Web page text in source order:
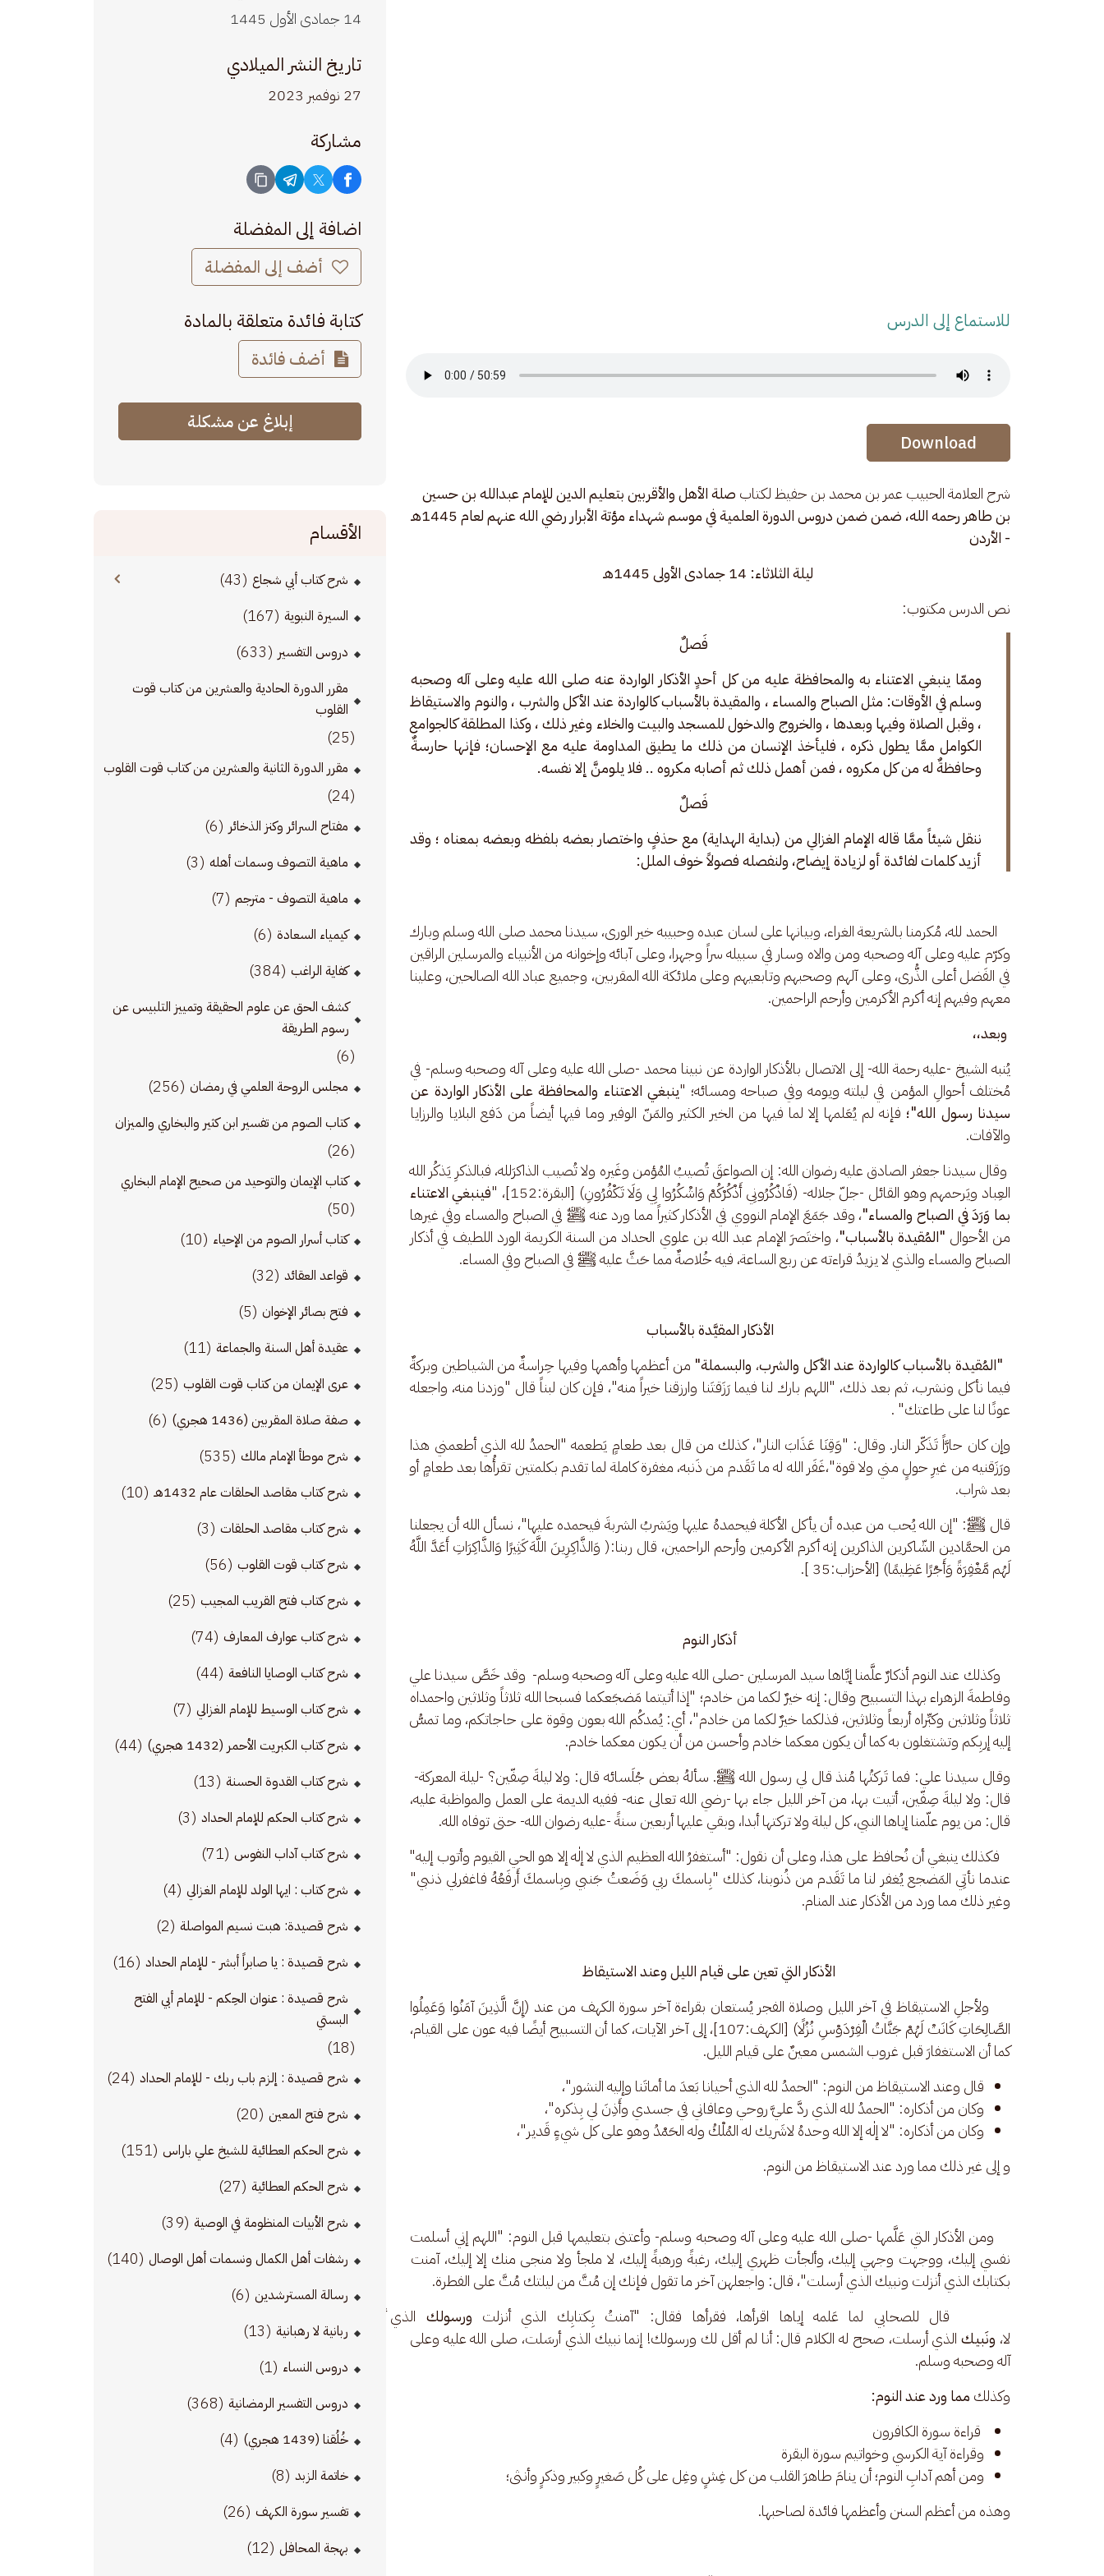
للاستماع إلى الدرس
Audio Stream
Audio Stream
Download
شرح العلامة الحبيب عمر بن محمد بن حفيظ لكتاب صلة الأهل والأقربين بتعليم الدين للإمام عبدالله بن حسين
بن طاهر رحمه الله، ضمن ضمن دروس الدورة العلمية في موسم شهداء مؤتة الأبرار رضي الله عنهم لعام 1445هـ
- الأردن
ليلة الثلاثاء: 14 جمادى الأولى 1445هـ
نص الدرس مكتوب:
فَصلٌ
وممّا ينبغي الاعتناء به والمحافظة عليه من كل أحدٍ الأذكار الواردة عنه صلى الله عليه وعلى آله وصحبه
وسلم في الأوقات: مثل الصباح والمساء ، والمقيدة بالأسباب كالواردة عند الأكل والشرب ، والنوم والاستيقاظ
، وقبل الصلاة وفيها وبعدها ، والخروج والدخول للمسجد والبيت والخلاء وغير ذلك ، وكذا المطلقة كالجوامع
الكوامل ممَّا يطول ذكره ، فليأخذ الإنسان من ذلك ما يطيق المداومة عليه مع الإحسان؛ فإنها حارسةٌ
وحافظةٌ له من كل مكروه ، فمن أهمل ذلك ثم أصابه مكروه .. فلا يلومنَّ إلا نفسه.
فَصلٌ
ننقل شيئاً ممَّا قاله الإمام الغزالي من (بداية الهداية) مع حذفٍ واختصار بعضه بلفظه وبعضه بمعناه ؛ وقد
أزيد كلمات لفائدة أو لزيادة إيضاح، ولنفصله فصولاً خوف الملل:
الحمد لله، مُكرمنا بالشريعة الغراء، وبيانها على لسان عبده وحبيبه خير الورى، سيدنا محمد صلى الله وسلم وبارك
وكرّم عليه وعلى آله وصحبه ومن والاه وسار في سبيله سراً وجهرا، وعلى آبائه وإخوانه من الأنبياء والمرسلين الراقين
في الفَضل أعلى الذُّرى، وعلى آلهم وصحبهم وتابعيهم وعلى ملائكة الله المقربين، وجميع عباد الله الصالحين، وعلينا
معهم وفيهم إنه أكرم الأكرمين وأرحم الراحمين.
وبعد،،
يُنبه الشيخ -عليه رحمة الله- إلى الاتصال بالأذكار الواردة عن نبينا محمد -صلى الله عليه وعلى آله وصحبه وسلم- في
مُختلف أحوالِ المؤمن في ليلته ويومه وفي صباحه ومسائه؛ "ينبغي الاعتناء والمحافظة على الأذكار الواردة عن
سيدنا رسول الله"؛ فإنه لم يُعَلمها إلا لما فيها من الخير الكثير والمَنّ الوفير وما فيها أيضاً من دَفع البلايا والرزايا
والآفات.
وقال سيدنا جعفر الصادق عليه رضوان الله: إن الصواعقَ تُصيبُ المُؤمن وغَيره ولا تُصيب الذاكرَلله، فبالذكرِ يَذكُر الله
العِباد ويَرحمهم وهو القائل -جلّ جلاله- (فَاذْكُرُونِي أَذْكُرْكُمْ وَاشْكُرُوا لِي وَلَا تَكْفُرُونِ) [البقرة:152]، "
فينبغي الاعتناء
بما وَرَدَ في الصباح والمساء"، وقد جَمَعَ الإمام النووي في الأذكار كثيراً مما ورد عنه ﷺ في الصباح والمساء وفي غيرها
من الأحوال "المُقيدة بالأسباب"، واختَصرَ الإمام عبد الله بن علوي الحداد من السنة الكريمة الورد اللطيف في أذكار
الصباح والمساء والذي لا يزيدُ قراءته عن ربع الساعة، فيه خُلاصةٌ مما حَثَّ عليه ﷺ في الصباح وفي المساء.
الأذكار المقيَّدة بالأسباب
"المُقيدة بالأسباب كالواردة عند الأكل والشرب، والبسملة" من أعظمها وأهمها وفيها حِراسةٌ من الشياطين وبركةٌ
فيما نأكل ونشرب، ثم بعد ذلك، "اللهم بارك لنا فيما رَزَقتَنا وارزقنا خيراً منه"، فإن كان لبناً قال "وزدنا منه، واجعله
عونًا لنا على طاعتك" .
وإن كان حارَّاً تَذَكّر النار. وقال: "وَقِنَا عَذَابَ النار"، كذلك من قال بعد طعامٍ يَطعمه "الحمدُ لله الذي أطعمني هذا
ورَزَقنيه من غيرِ حولٍ مني ولا قوة"،غَفَر الله له ما تَقَدم من ذَنبه، مغفرة كاملة لما تقدم بكلمتين تقرأُها بعد طعامٍ أو
بعد شراب.
قال ﷺ: "إن الله يُحب من عبده أن يأكل الأكلة فيحمدهُ عليها ويَشربُ الشربةَ فيحمده عليها"، نسأل الله أن يجعلنا
من الحمَّادين الشّاكرين الذاكرين إنه أكرم الأكرمين وأرحم الراحمين، قال ربنا:( وَالذَّاكِرِينَ اللَّهَ كَثِيرًا وَالذَّاكِرَاتِ أَعَدَّ اللَّهُ
لَهُم مَّغْفِرَةً وَأَجْرًا عَظِيمًا) [الأحزاب:35 ].
أذكار النوم
وكذلك عند النوم أذكارٌ علَّمنا إيَّاها سيد المرسلين -صلى الله عليه وعلى آله وصحبه وسلم-  وقد خَصَّ سيدنا علي
وفاطمةَ الزهراء بهذا التسبيح وقال: إنه خيرٌ لكما من خادم؛ "إذا أتيتما مَضجَعكما فسبحا الله ثلاثاً وثلاثين واحمداه
ثلاثاً وثلاثين وكبِّراه أربعاً وثلاثين، فذلكما خيرٌ لكما من خادم"، أي: يُمدكُم الله بعون وقوة على حاجاتكم، وما تمسُّ
إليه إربِكم وتشتغلون به كما أن يكون معكما خادم وأحسن من أن يكون معكما خادم.
وقال سيدنا علي: فما تَركتُها مُنذ قال لي رسول الله ﷺ. سألهُ بعض جُلَسائه قال: ولا ليلةَ صِفّين؟ -ليلة المعركة-
قال: ولا ليلةَ صِفّين، أتيت بها، من آخر الليل جاء بها -رضي الله تعالى عنه- ففيه الديمة على العمل والمواظبة عليه،
قال: من يوم علّمنا إياها النبي، كل ليلة ولا تركتها أبدا، وبقي عليها أربعين سنةً -عليه رضوان الله- حتى توفاه الله.
فكذلك ينبغي أن نُحافظ على هذا، وعلى أن نقول: "أستغفرُ الله العظيم الذي لا إلٰه إلا هو الحي القيوم وأتوب إليه"
عندما نأتِي المَضجع يُغفر لنا ما تَقَدم من ذُنوبنا، كذلك "بِاسمكَ ربي وَضَعتُ جَنبي وبِاسمكَ أَرفَعُهُ فاغفرلي ذنبي"
وغير ذلك مما ورد من الأذكار عند المنام.
الأذكار التي تعين على قيام الليل وعند الاستيقاظ
ولأجلِ الاستيقاظ في آخر الليل وصلاة الفجر يُستعان بقراءة آخر سورة الكهف من عند (إِنَّ الَّذِينَ آمَنُوا وَعَمِلُوا
الصَّالِحَاتِ كَانَتْ لَهُمْ جَنَّاتُ الْفِرْدَوْسِ نُزُلًا) [الكهف:107]، إلى آخر الآيات، كما أن التسبيح أيضًا فيه عون على القيام،
كما أن الاستغفارَ قبل غروب الشمس معينٌ على قيام الليل.
قال وعند الاستيقاظ من النوم: "الحمدُ لله الذي أحيانا بَعدَ ما أماتَنا وإليه النشور"،
وكان من أذكاره: "الحمدُ لله الذي ردَّ عليَّ روحي وعافاني في جسدي وأَذِنَ لي بِذكره"،
وكان من أذكاره: "لا إلٰه إلا الله وحدهُ لاشَريك له المُلْكُ وله الحَمْدُ وهو على كل شيءٍ قَدير"،
و إلى غير ذلك مما ورد عند الاستيقاظ من النوم.
ومن الأذكار التي عَلَّمها -صلى الله عليه وعلى آله وصحبه وسلم- وأعتنى بتعليمها قبل النوم: "اللهم إني أسلمت
نفسي إليك، ووجهت وجهي إليك، وألجأت ظهري إليك، رغبةً ورهبةً إليك، لا ملجأ ولا منجى منك إلا إليك، آمنت
بكتابك الذي أنزلت ونبيك الذي أرسلت"، قال: واجعلهن آخر ما تقول فإنك إن مُتَّ من ليلتك مُتَّ على الفطرة.
قال للصحابي لما عَلمه إياها اقرأها، فقرأها فقال: "آمنتُ بِكتابِك الذي أنزلت ورسولك الذي أرسلت، قال:
لا، ونَبيك الذي أرسلت، صحح له الكلام قال: أنا لم أقل لك ورسولك! إنما نبيك الذي أرسَلت، صلى الله عليه وعلى
آله وصحبه وسلم.
وكذلك مما ورد عند النوم:
قراءة سورة الكافرون
وقراءة آية الكرسي وخواتيم سورة البقرة
ومن أهم آدابِ النوم؛ أن ينامَ طاهرَ القلب من كل غِشٍ وغِل على كُل صَغيرٍ وكبير وذكرٍ وأنثى؛
وهذه من أعظم السنن وأعظمها فائدة لصاحبها.
14 جمادى الأول 1445
تاريخ النشر الميلادي
27 نوفمبر 2023
مشاركة
اضافة إلى المفضلة
أضف إلى المفضلة
كتابة فائدة متعلقة بالمادة
أضف فائدة
إبلاغ عن مشكلة
الأقسام
شرح كتاب أبي شجاع (43)
السيرة النبوية (167)
دروس التفسير (633)
مقرر الدورة الحادية والعشرين من كتاب قوت
القلوب
(25)
مقرر الدورة الثانية والعشرين من كتاب قوت القلوب
(24)
مفتاح السرائر وكنز الذخائر (6)
ماهية التصوف وسمات أهله (3)
ماهية التصوف - مترجم (7)
كيمياء السعادة (6)
كفاية الراغب (384)
كشف الحق عن علوم الحقيقة وتمييز التلبيس عن
رسوم الطريقة
(6)
مجلس الروحة العلمي في رمضان (256)
كتاب الصوم من تفسير ابن كثير والبخاري والميزان
(26)
كتاب الإيمان والتوحيد من صحيح الإمام البخاري
(50)
كتاب أسرار الصوم من الإحياء (10)
قواعد العقائد (32)
فتح بصائر الإخوان (5)
عقيدة أهل السنة والجماعة (11)
عرى الإيمان من كتاب قوت القلوب (25)
صفة صلاة المقربين (1436 هجري) (6)
شرح موطأ الإمام مالك (535)
شرح كتاب مقاصد الحلقات عام 1432هـ (10)
شرح كتاب مقاصد الحلقات (3)
شرح كتاب قوت القلوب (56)
شرح كتاب فتح القريب المجيب (25)
شرح كتاب عوارف المعارف (74)
شرح كتاب الوصايا النافعة (44)
شرح كتاب الوسيط للإمام الغزالي (7)
شرح كتاب الكبريت الأحمر (1432 هجري) (44)
شرح كتاب القدوة الحسنة (13)
شرح كتاب الحكم للإمام الحداد (3)
شرح كتاب آداب النفوس (71)
شرح كتاب : ايها الولد للإمام الغزالي (4)
شرح قصيدة: هبت نسيم المواصلة (2)
شرح قصيدة : يا صابراً أبشر - للإمام الحداد (16)
شرح قصيدة : عنوان الحِكم - للإمام أبي الفتح
البستي
(18)
شرح قصيدة : إلزم باب ربك - للإمام الحداد (24)
شرح فتح المعين (20)
شرح الحكم العطائية للشيخ علي باراس (151)
شرح الحكم العطائية (27)
شرح الأبيات المنظومة في الوصية (39)
رشفات أهل الكمال ونسمات أهل الوصال (140)
رسالة المسترشدين (6)
ربانية لا رهبانية (13)
دروس النساء (1)
دروس التفسير الرمضانية (368)
خُلُقنا (1439 هجري) (4)
خاتمة الزبد (8)
تفسير سورة الكهف (26)
بهجة المحافل (12)